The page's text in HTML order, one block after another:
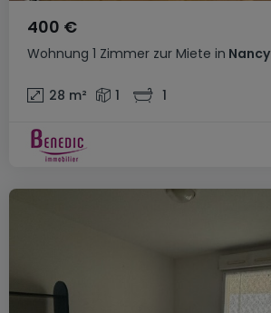
Wohnung 1 Zimmer zur Miete in Nancy
400 €
28 m² 1 1